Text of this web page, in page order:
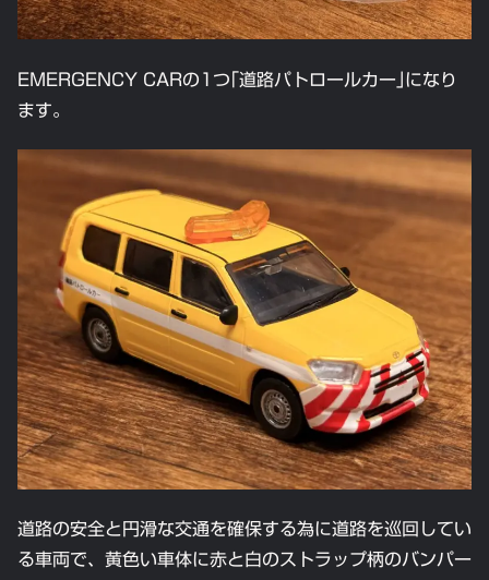
EMERGENCY CARの1つ｢道路パトロールカー｣になり
ます。
道路の安全と円滑な交通を確保する為に道路を巡回してい
る車両で、黄色い車体に赤と白のストラップ柄のバンパー